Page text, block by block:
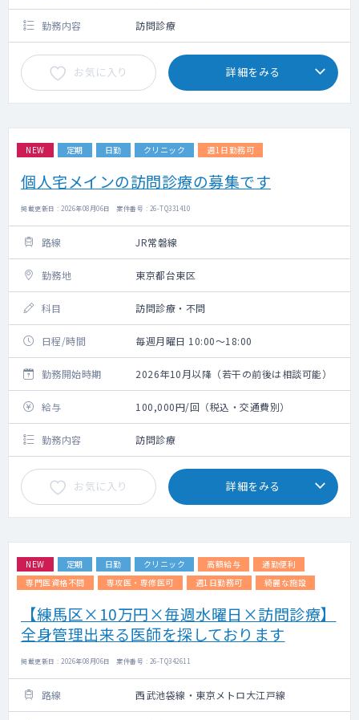
勤務内容 訪問診療
お気に入り 詳細をみる
NEW 定期 日勤 クリニック 週1日勤務可
個人宅メインの訪問診療の募集です
掲載更新日 : 2026年08月06日 案件番号 : 26-TQ331410
路線 JR常磐線
勤務地 東京都台東区
科目 訪問診療・不問
日程/時間 毎週月曜日 10:00～18:00
勤務開始時期 2026年10月以降（若干の前後は相談可能）
給与 100,000円/回（税込・交通費別）
勤務内容 訪問診療
お気に入り 詳細をみる
NEW 定期 日勤 クリニック 高額給与
通勤便利
専門医資格不問
専攻医・専修医可 週1日勤務可 綺麗な施設
【練馬区×10万円×毎週水曜日×訪問診療】
全身管理出来る医師を探しております
掲載更新日 : 2026年08月06日 案件番号 : 26-TQ342611
路線 西武池袋線・東京メトロ大江戸線